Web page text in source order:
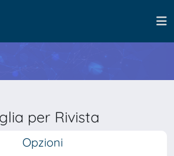
per Rivista
Opzioni